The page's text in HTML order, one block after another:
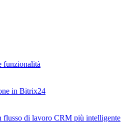
funzionalità
in Bitrix24
di lavoro CRM più intelligente